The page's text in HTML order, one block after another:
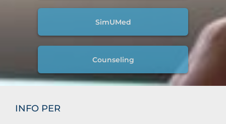
SimUMed
Counseling
INFO PER